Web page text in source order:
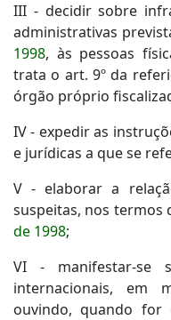
III - decidir sobre
administrativas
1998, às pessoas
trata o art. 9º da
órgão próprio
IV - expedir as
e jurídicas a que se
V - elaborar a
suspeitas, nos termos
de 1998;
VI - manifestar-se
internacionais, em
ouvindo, quando for